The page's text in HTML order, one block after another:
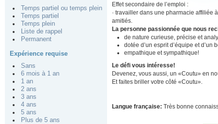
Temps partiel ou temps plein
Temps partiel
Temps plein
Liste de rappel
Permanent
Expérience requise
Sans
6 mois à 1 an
1 an
2 ans
3 ans
4 ans
5 ans
Plus de 5 ans
Effet secondaire de l’emploi :
· travailler dans une pharmacie affiliée
amitiés.
La personne passionnée que nous
de nature curieuse, précise et
dotée d’un esprit d’équipe et d’un
empathique et sympathique!
Le défi vous intéresse!
Devenez, vous aussi, un «Coutu» en
Et faites briller votre côté «Coutu».
Langue française: Très bonne